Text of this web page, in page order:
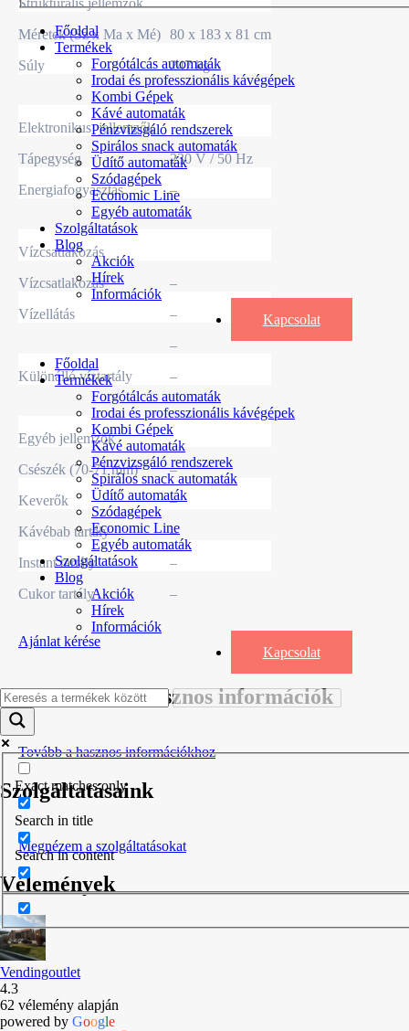
Főoldal
Termékek
Forgótálcás automaták
Irodai és professzionális kávégépek
Kombi Gépek
Kávé automaták
Pénzvizsgáló rendszerek
Spirálos snack automaták
Üdítő automaták
Szódagépek
Economic Line
Egyéb automaták
Szolgáltatások
Blog
Akciók
Hírek
Információk
Kapcsolat
Főoldal
Termékek
Forgótálcás automaták
Irodai és professzionális kávégépek
Kombi Gépek
Kávé automaták
Pénzvizsgáló rendszerek
Spirálos snack automaták
Üdítő automaták
Szódagépek
Economic Line
Egyéb automaták
Szolgáltatások
Blog
Akciók
Hírek
Információk
Kapcsolat
Exact matches only
Search in title
Search in content
Strukturális jellemzők
Méretek (Sz x Ma x Mé) 80 x 183 x 81 cm
Súly
247 kg
Elektronikus jellemzők
Tápegység
230 V / 50 Hz
Energiafogyasztás
–
Vízcsatlakozás
Vízcsatlakozás
–
Vízellátás
–
–
Különálló víztartály
–
Egyéb jellemzők
Csészék (70-71 mm)
–
Keverők
–
Kávébab tartály
–
Instant tartály
–
Cukor tartály
–
Ajánlat kérése
Vásárlás elötti hasznos információk
Tovább a hasznos információkhoz
Szolgáltatásaink
Megnézem a szolgáltatásokat
Vélemények
Vendingoutlet
4.3
62 vélemény alapján
powered by Google